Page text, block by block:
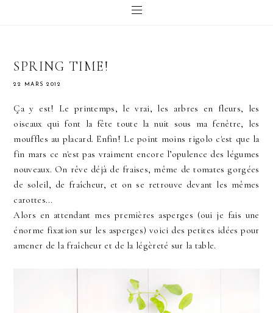
SPRING TIME!
22 MARS 2012
Ça y est! Le printemps, le vrai, les arbres en fleurs, les
oiseaux qui font la fête toute la nuit sous ma fenêtre, les
mouffles au placard. Enfin! Le point moins rigolo c'est que la
fin mars ce n'est pas vraiment encore l’opulence des légumes
nouveaux. On rêve déjà de fraises, même de tomates gorgées
de soleil, de fraîcheur, et on se retrouve devant les mêmes
carottes...
Alors en attendant mes premières asperges (oui je fais une
énorme fixation sur les asperges) voici des petites idées pour
amener de la fraîcheur et de la légèreté sur la table.